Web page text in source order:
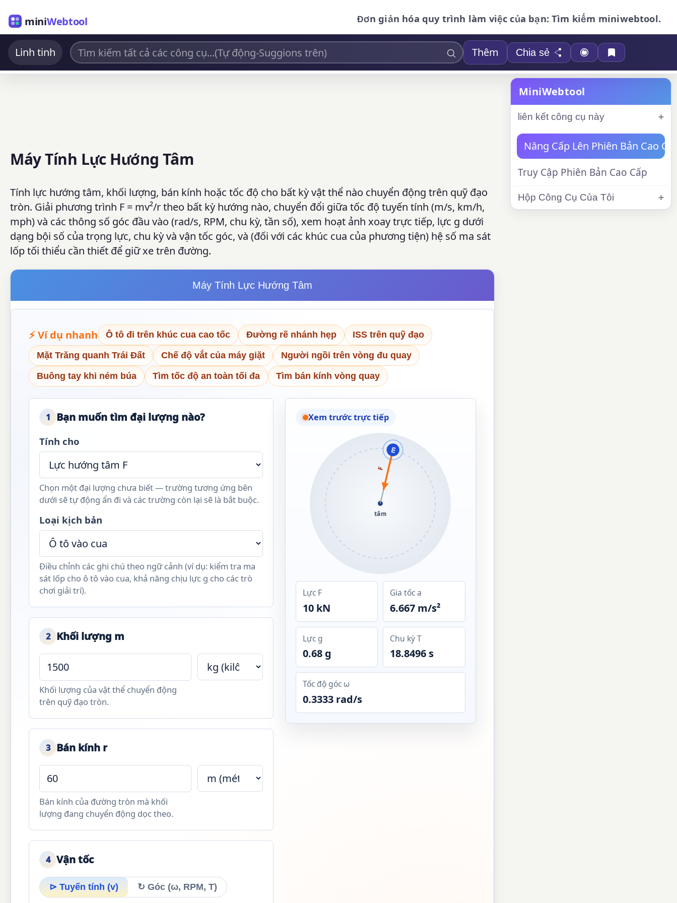
miniWebtool Đơn giản hóa quy trình làm việc của bạn: Tìm kiếm miniwebtool.
Linh tinh Thêm Chia sẻ
Máy Tính Lực Hướng Tâm
Tính lực hướng tâm, khối lượng, bán kính hoặc tốc độ cho bất kỳ vật thể nào chuyển động trên quỹ đạo
tròn. Giải phương trình F = mv²/r theo bất kỳ hướng nào, chuyển đổi giữa tốc độ tuyến tính (m/s, km/h,
mph) và các thông số góc đầu vào (rad/s, RPM, chu kỳ, tần số), xem hoạt ảnh xoay trực tiếp, lực g dưới
dạng bội số của trọng lực, chu kỳ và vận tốc góc, và (đối với các khúc cua của phương tiện) hệ số ma sát
lốp tối thiểu cần thiết để giữ xe trên đường.
Máy Tính Lực Hướng Tâm
⚡ Ví dụ nhanh Ô tô đi trên khúc cua cao tốc Đường rẽ nhánh hẹp ISS trên quỹ đạo
Mặt Trăng quanh Trái Đất Chế độ vắt của máy giặt Người ngồi trên vòng đu quay
Buông tay khi ném búa Tìm tốc độ an toàn tối đa Tìm bán kính vòng quay
1 Bạn muốn tìm đại lượng nào?
Tính cho
Chọn một đại lượng chưa biết — trường tương ứng bên
dưới sẽ tự động ẩn đi và các trường còn lại sẽ là bắt buộc.
Loại kịch bản
Điều chỉnh các ghi chú theo ngữ cảnh (ví dụ: kiểm tra ma
sát lốp cho ô tô vào cua, khả năng chịu lực g cho các trò
chơi giải trí).
2 Khối lượng m
Khối lượng của vật thể chuyển động
trên quỹ đạo tròn.
3 Bán kính r
Bán kính của đường tròn mà khối
lượng đang chuyển động dọc theo.
4 Vận tốc
⊳ Tuyến tính (v) ↻ Góc (ω, RPM, T)
Xem trước trực tiếp
tâm
F
m
Lực F
10 kN
Gia tốc a
6.667 m/s²
Lực g
0.68 g
Chu kỳ T
18.8496 s
Tốc độ góc ω
0.3333 rad/s
MiniWebtool
liên kết công cụ này
Nâng Cấp Lên Phiên Bản Cao
Truy Cập Phiên Bản Cao Cấp
Hộp Công Cụ Của Tôi